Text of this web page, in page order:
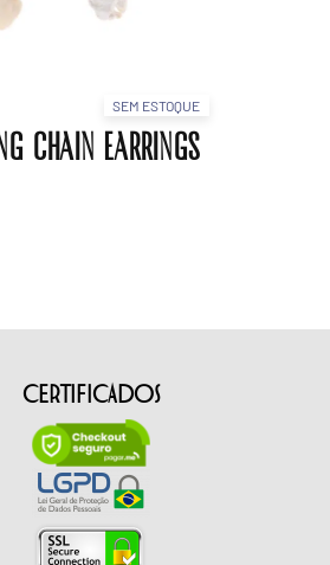
SEM ESTOQUE
chain earrings
CERTIFICADOS